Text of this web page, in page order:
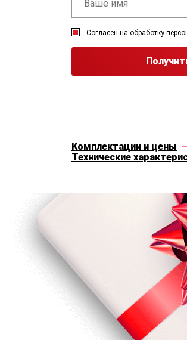
Согласен на обработку
Комплектации и цены
Технические